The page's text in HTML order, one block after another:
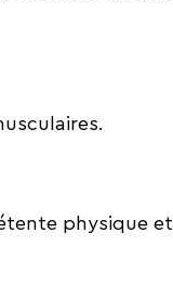
physique et